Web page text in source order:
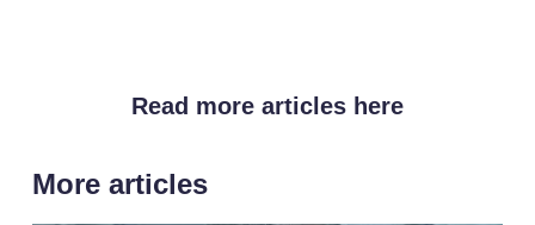
Read more articles here
More articles